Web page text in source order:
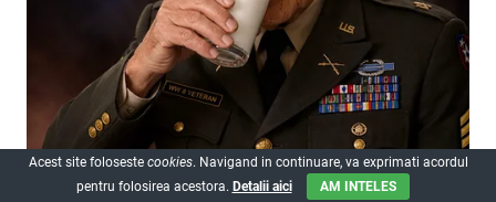
Acest site foloseste cookies. Navigand in continuare, va exprimati acordul
pentru folosirea acestora. Detalii aici AM INTELES